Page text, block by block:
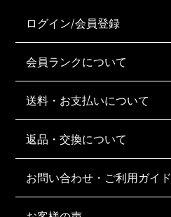
ログイン/会員登録
会員ランクについて
送料・お支払いについて
返品・交換について
お問い合わせ・ご利用ガイド